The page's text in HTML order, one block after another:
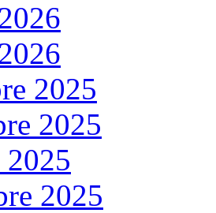
2025
2025
2025
2025